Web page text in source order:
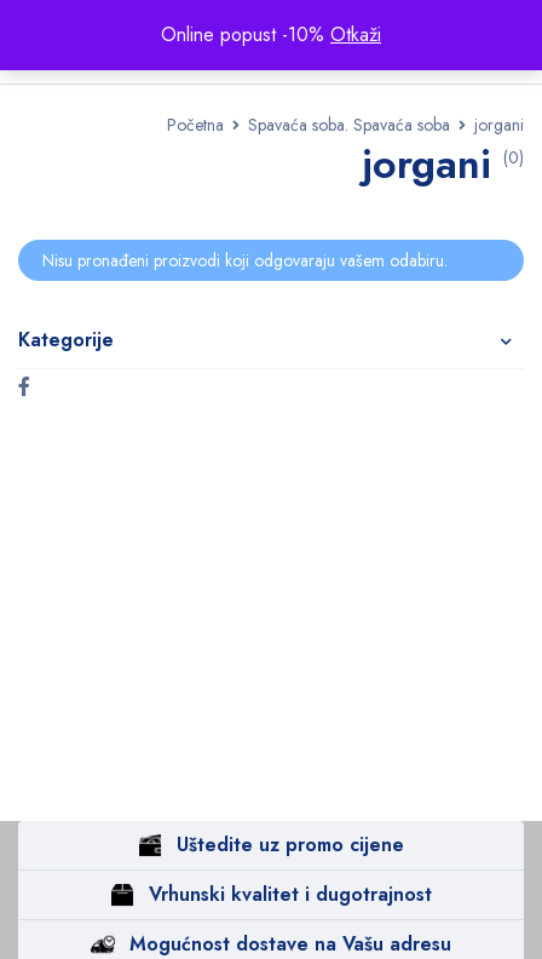
Online popust -10% Otkaži
Početna Spavaća soba. Spavaća soba jorgani
jorgani (0)
Kategorije
Nisu pronađeni proizvodi koji odgovaraju vašem odabiru.
Uštedite uz promo cijene
Vrhunski kvalitet i dugotrajnost
Mogućnost dostave na Vašu adresu